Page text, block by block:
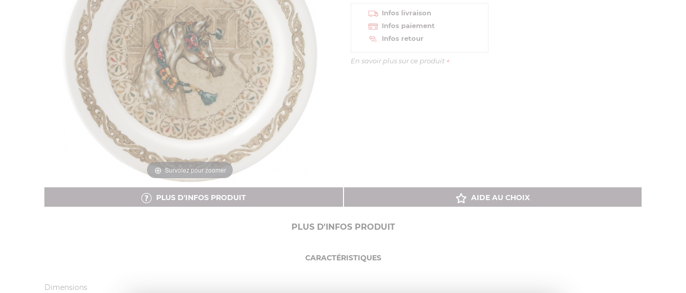
Survolez pour zoomer
Infos livraison
Infos paiement
Infos retour
En savoir plus sur ce produit +
PLUS D'INFOS PRODUIT AIDE AU CHOIX
PLUS D'INFOS PRODUIT
CARACTÉRISTIQUES
Dimensions